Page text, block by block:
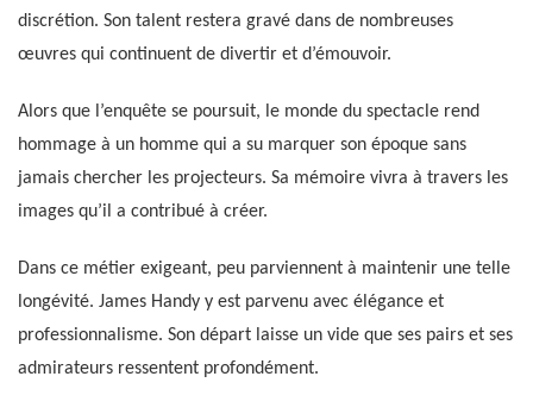
discrétion. Son talent restera gravé dans de nombreuses
œuvres qui continuent de divertir et d’émouvoir.
Alors que l’enquête se poursuit, le monde du spectacle rend
hommage à un homme qui a su marquer son époque sans
jamais chercher les projecteurs. Sa mémoire vivra à travers les
images qu’il a contribué à créer.
Dans ce métier exigeant, peu parviennent à maintenir une telle
longévité. James Handy y est parvenu avec élégance et
professionnalisme. Son départ laisse un vide que ses pairs et ses
admirateurs ressentent profondément.